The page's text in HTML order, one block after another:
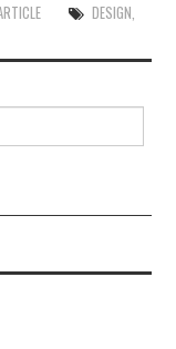
DESIGN